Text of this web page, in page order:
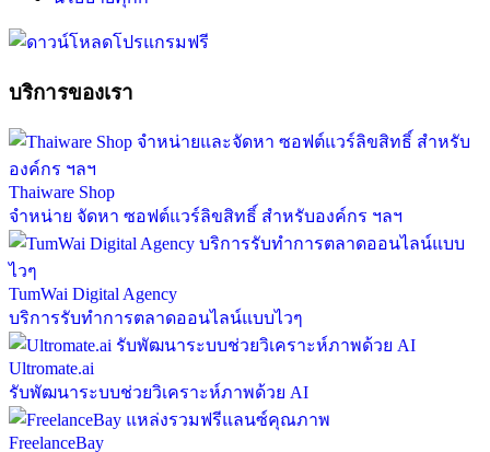
บริการของเรา
Thaiware Shop
จำหน่าย จัดหา ซอฟต์แวร์ลิขสิทธิ์ สำหรับองค์กร ฯลฯ
TumWai Digital Agency
บริการรับทำการตลาดออนไลน์แบบไวๆ
Ultromate.ai
รับพัฒนาระบบช่วยวิเคราะห์ภาพด้วย AI
FreelanceBay